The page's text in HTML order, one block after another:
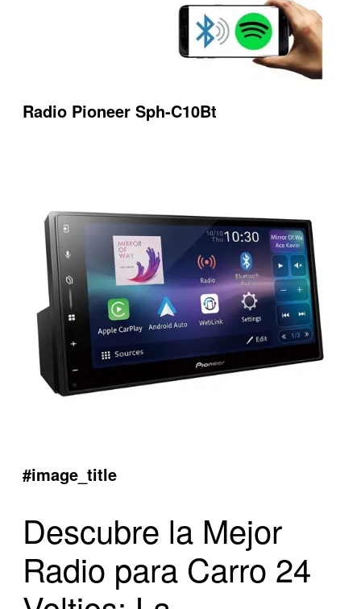
Radio Pioneer Sph-C10Bt
#image_title
Descubre la Mejor
Radio para Carro 24